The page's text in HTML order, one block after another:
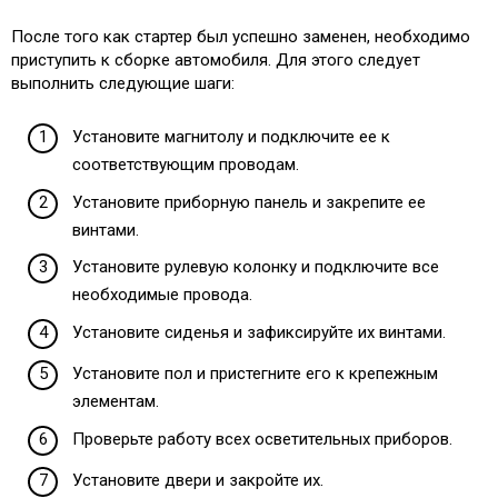
После того как стартер был успешно заменен, необходимо
приступить к сборке автомобиля. Для этого следует
выполнить следующие шаги:
Установите магнитолу и подключите ее к
соответствующим проводам.
Установите приборную панель и закрепите ее
винтами.
Установите рулевую колонку и подключите все
необходимые провода.
Установите сиденья и зафиксируйте их винтами.
Установите пол и пристегните его к крепежным
элементам.
Проверьте работу всех осветительных приборов.
Установите двери и закройте их.